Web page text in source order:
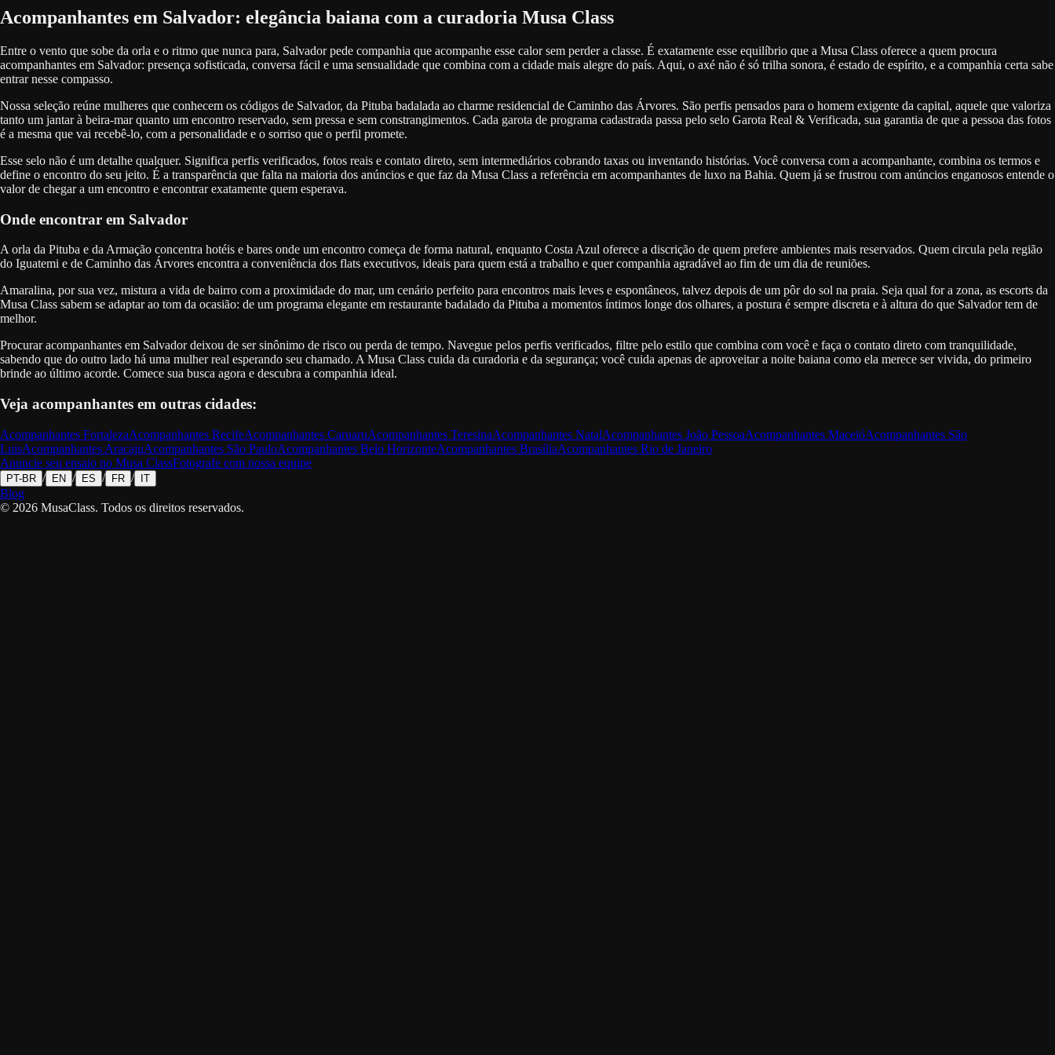
Acompanhantes em Salvador: elegância baiana com a curadoria Musa Class
Entre o vento que sobe da orla e o ritmo que nunca para, Salvador pede companhia que acompanhe esse calor sem perder a classe. É exatamente esse equilíbrio que a Musa Class oferece a quem procura
acompanhantes em Salvador: presença sofisticada, conversa fácil e uma sensualidade que combina com a cidade mais alegre do país. Aqui, o axé não é só trilha sonora, é estado de espírito, e a companhia certa sabe
entrar nesse compasso.
Nossa seleção reúne mulheres que conhecem os códigos de Salvador, da Pituba badalada ao charme residencial de Caminho das Árvores. São perfis pensados para o homem exigente da capital, aquele que valoriza
tanto um jantar à beira-mar quanto um encontro reservado, sem pressa e sem constrangimentos. Cada garota de programa cadastrada passa pelo selo Garota Real & Verificada, sua garantia de que a pessoa das fotos
é a mesma que vai recebê-lo, com a personalidade e o sorriso que o perfil promete.
Esse selo não é um detalhe qualquer. Significa perfis verificados, fotos reais e contato direto, sem intermediários cobrando taxas ou inventando histórias. Você conversa com a acompanhante, combina os termos e
define o encontro do seu jeito. É a transparência que falta na maioria dos anúncios e que faz da Musa Class a referência em acompanhantes de luxo na Bahia. Quem já se frustrou com anúncios enganosos entende o
valor de chegar a um encontro e encontrar exatamente quem esperava.
Onde encontrar em Salvador
A orla da Pituba e da Armação concentra hotéis e bares onde um encontro começa de forma natural, enquanto Costa Azul oferece a discrição de quem prefere ambientes mais reservados. Quem circula pela região
do Iguatemi e de Caminho das Árvores encontra a conveniência dos flats executivos, ideais para quem está a trabalho e quer companhia agradável ao fim de um dia de reuniões.
Amaralina, por sua vez, mistura a vida de bairro com a proximidade do mar, um cenário perfeito para encontros mais leves e espontâneos, talvez depois de um pôr do sol na praia. Seja qual for a zona, as escorts da
Musa Class sabem se adaptar ao tom da ocasião: de um programa elegante em restaurante badalado da Pituba a momentos íntimos longe dos olhares, a postura é sempre discreta e à altura do que Salvador tem de
melhor.
Procurar acompanhantes em Salvador deixou de ser sinônimo de risco ou perda de tempo. Navegue pelos perfis verificados, filtre pelo estilo que combina com você e faça o contato direto com tranquilidade,
sabendo que do outro lado há uma mulher real esperando seu chamado. A Musa Class cuida da curadoria e da segurança; você cuida apenas de aproveitar a noite baiana como ela merece ser vivida, do primeiro
brinde ao último acorde. Comece sua busca agora e descubra a companhia ideal.
Veja acompanhantes em outras cidades:
Acompanhantes FortalezaAcompanhantes RecifeAcompanhantes CaruaruAcompanhantes TeresinaAcompanhantes NatalAcompanhantes João PessoaAcompanhantes MaceióAcompanhantes São
LuisAcompanhantes AracajuAcompanhantes São PauloAcompanhantes Belo HorizonteAcompanhantes BrasíliaAcompanhantes Rio de Janeiro
Anuncie seu ensaio no Musa ClassFotografe com nossa equipe
PT-BR / EN / ES / FR / IT
Blog
© 2026 MusaClass. Todos os direitos reservados.